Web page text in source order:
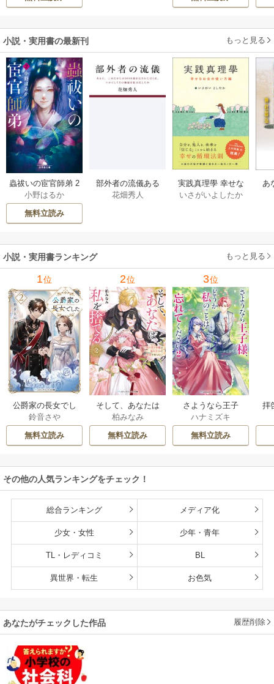
小説・実用書の最新刊 もっと見る
蟲祓いの宦官師弟 2
巻
小野はるか
無料立読み
部外者の流儀ある
日、三木たかしの5
したか 1巻
花畑秀人
実践真理學 幸せな
お金の使い方編 1巻
いさがいよしたか
あ
小説・実用書ランキング もっと見る
1位
公爵家の長女でし
た
鈴音さや
無料立読み
2位
そして、あなたは
私を捨てる
柏みなみ
無料立読み
3位
さようなら王子
様、どうか私のこ
とは忘れてくださ
い
ハナミズキ
無料立読み
拝
その他の人気ランキングをチェック！
総合ランキング メディア化
少女・女性 少年・青年
TL・レディコミ BL
異世界・転生 お色気
あなたがチェックした作品 履歴削除